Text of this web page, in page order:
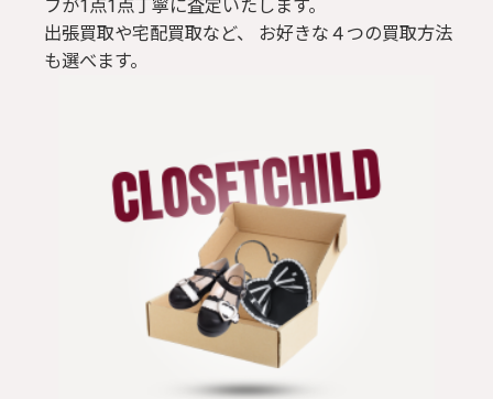
フが1点1点丁寧に査定いたします。
出張買取や宅配買取など、 お好きな４つの買取方法
も選べます。